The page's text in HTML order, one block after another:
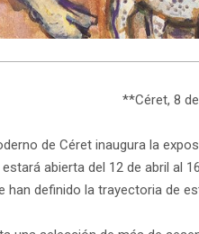
**Céret, 8
de Céret inaugura la
abierta del 12 de abril al
han definido la trayectoria de